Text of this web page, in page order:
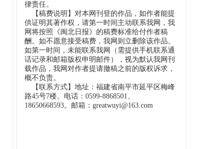
律责任。
【稿费说明】对本网刊登的作品，如作者能提
供证明其著作权，请第一时间主动联系我网，我
网将按照《闽北日报》的稿费标准给付作者稿
酬。如不愿意接受稿费，我网则立删除该作品。
如第一时间，未能联系我网（需提供手机联系通
话记录和邮箱版权申明邮件），视为默认我网刊
载作品，我网对作者提请撤稿之前的版权诉求，
概不负责。
【联系方式】地址：福建省南平市延平区梅峰
路45号7楼。电话：0599-8868501、
18650668593。邮箱：greatwuyi@163.com